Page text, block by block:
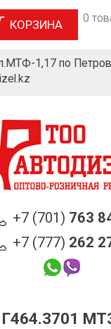
КОРЗИНА 0
1,17 по
+7 (701) 763
+7 (777) 262